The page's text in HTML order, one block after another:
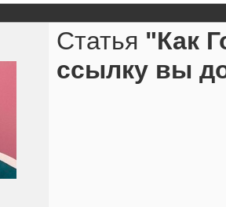
Статья "Как
ссылку вы